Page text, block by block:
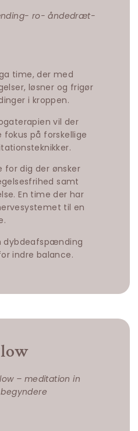
ro- åndedræt-
time, der med
løsner og frigør
i kroppen.
vil der
på forskellige
for dig der ønsker
samt
En time der har
til en
dybdeafspænding
indre balance.
– meditation in